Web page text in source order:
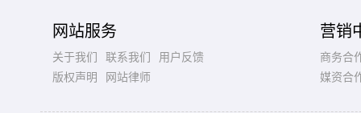
网站服务
关于我们 联系我们
用户反馈
版权声明
网站律师
营销
商务合
媒资合